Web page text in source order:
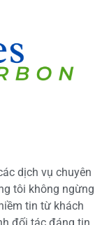
dịch vụ chuyên
tôi không ngừng
tin từ khách
đối tác đáng tin